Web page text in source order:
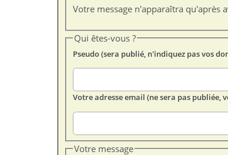
Votre message n'apparaîtra qu'après
Qui êtes-vous ?
Pseudo (sera publié, n'indiquez pas vos
Votre adresse email (ne sera pas publiée,
Votre message